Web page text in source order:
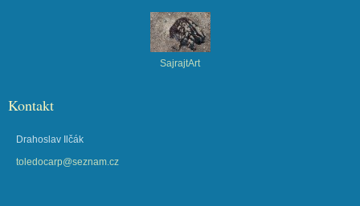
SajrajtArt
Kontakt
Drahoslav Ilčák
toledocarp@seznam.cz